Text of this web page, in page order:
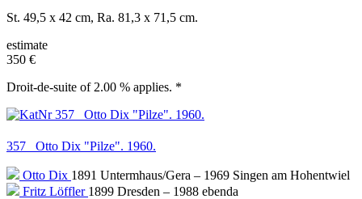
St. 49,5 x 42 cm, Ra. 81,3 x 71,5 cm.
estimate
350 €
Droit-de-suite of 2.00 % applies. *
357 Otto Dix "Pilze". 1960.
Otto Dix 1891 Untermhaus/Gera – 1969 Singen am Hohentwiel
Fritz Löffler 1899 Dresden – 1988 ebenda